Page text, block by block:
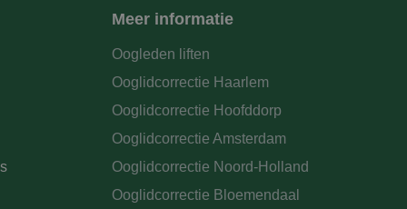
Meer informatie
Oogleden liften
Ooglidcorrectie Haarlem
Ooglidcorrectie Hoofddorp
Ooglidcorrectie Amsterdam
Ooglidcorrectie Noord-Holland
Ooglidcorrectie Bloemendaal